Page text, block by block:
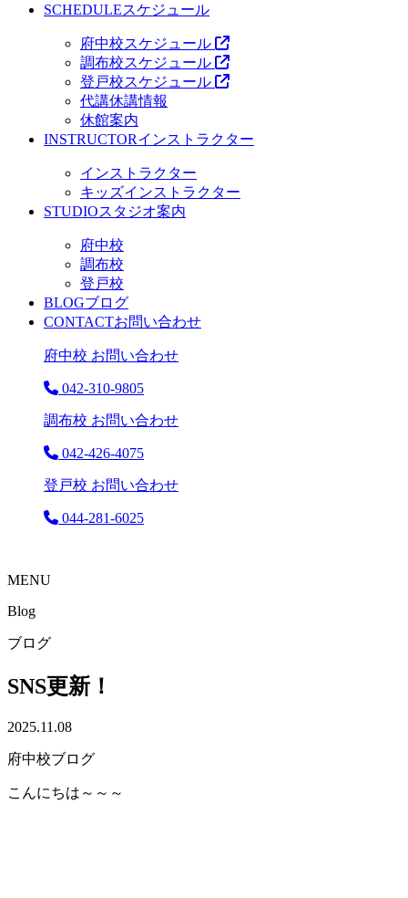
SCHEDULEスケジュール
府中校スケジュール
調布校スケジュール
登戸校スケジュール
代講休講情報
休館案内
INSTRUCTORインストラクター
インストラクター
キッズインストラクター
STUDIOスタジオ案内
府中校
調布校
登戸校
BLOGブログ
CONTACTお問い合わせ
府中校 お問い合わせ
042-310-9805
調布校 お問い合わせ
042-426-4075
登戸校 お問い合わせ
044-281-6025
MENU
Blog
ブログ
SNS更新！
2025.11.08
府中校ブログ
こんにちは～～～